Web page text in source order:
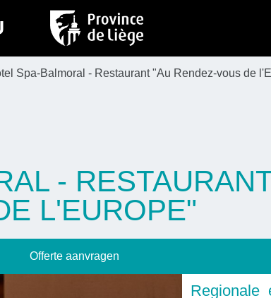
Spa-Balmoral - Restaurant "Au Rendez-vous de
-
L'EUROPE"
Offerte aanvragen
Regionale